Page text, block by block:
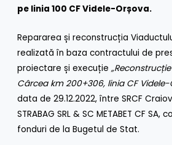
pe linia 100 CF Videle-Orșova.
Repararea și reconstrucția
realizată în baza contractului de
proiectare și execuție
Cârcea km 200+306, linia CF Videle-
data de 29.12.2022, între SRCF
STRABAG SRL & SC METABET CF
fonduri de la Bugetul de Stat.